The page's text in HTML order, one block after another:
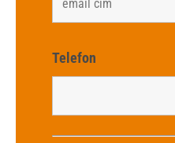
Telefon